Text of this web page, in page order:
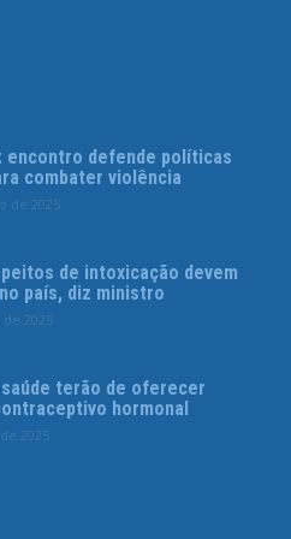
encontro defende políticas
combater violência
de 2025
de intoxicação devem
país, diz ministro
2025
saúde terão de oferecer
hormonal
2025